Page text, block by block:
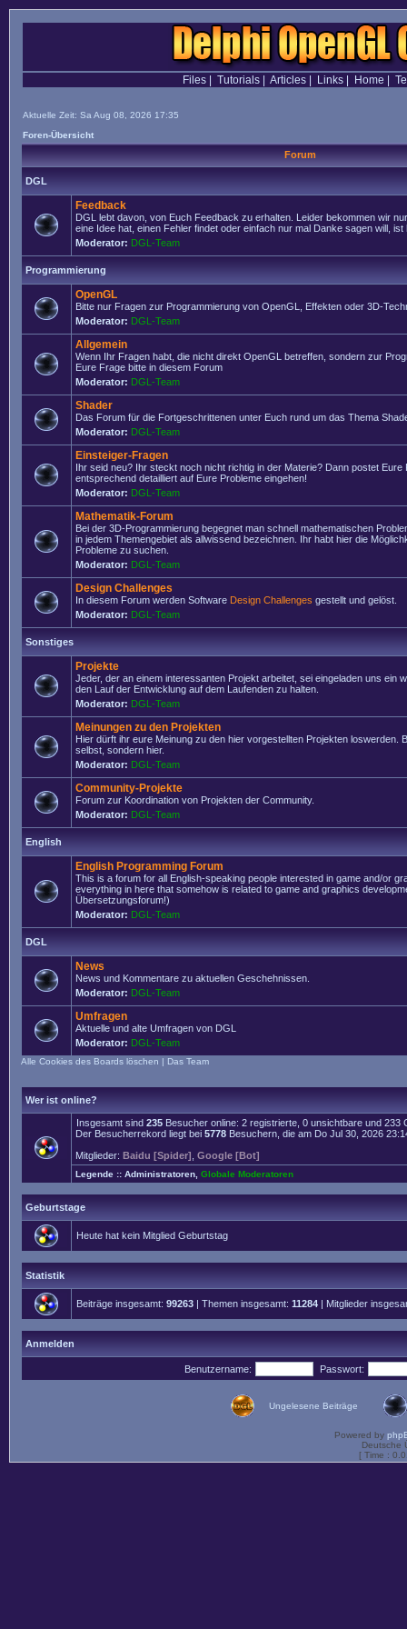
Files| Tutorials| Articles| Links| Home
Aktuelle Zeit: Sa Aug 08, 2026 17:35
Foren-Übersicht
Forum
DGL
Feedback
DGL lebt davon, von Euch Feedback zu erhalten. Leider bekommen wir
eine Idee hat, einen Fehler findet oder einfach nur mal Danke sagen will, ist
Moderator: DGL-Team
Programmierung
OpenGL
Bitte nur Fragen zur Programmierung von OpenGL, Effekten oder 3D-
Moderator: DGL-Team
Allgemein
Wenn Ihr Fragen habt, die nicht direkt OpenGL betreffen, sondern zur
Eure Frage bitte in diesem Forum
Moderator: DGL-Team
Shader
Das Forum für die Fortgeschrittenen unter Euch rund um das Thema
Moderator: DGL-Team
Einsteiger-Fragen
Ihr seid neu? Ihr steckt noch nicht richtig in der Materie? Dann postet Eure
entsprechend detailliert auf Eure Probleme eingehen!
Moderator: DGL-Team
Mathematik-Forum
Bei der 3D-Programmierung begegnet man schnell mathematischen
in jedem Themengebiet als allwissend bezeichnen. Ihr habt hier die
Probleme zu suchen.
Moderator: DGL-Team
Design Challenges
In diesem Forum werden Software Design Challenges gestellt und gelöst.
Moderator: DGL-Team
Sonstiges
Projekte
Jeder, der an einem interessanten Projekt arbeitet, sei eingeladen uns ein
den Lauf der Entwicklung auf dem Laufenden zu halten.
Moderator: DGL-Team
Meinungen zu den Projekten
Hier dürft ihr eure Meinung zu den hier vorgestellten Projekten loswerden.
selbst, sondern hier.
Moderator: DGL-Team
Community-Projekte
Forum zur Koordination von Projekten der Community.
Moderator: DGL-Team
English
English Programming Forum
This is a forum for all English-speaking people interested in game and/or
everything in here that somehow is related to game and graphics
Übersetzungsforum!)
Moderator: DGL-Team
DGL
News
News und Kommentare zu aktuellen Geschehnissen.
Moderator: DGL-Team
Umfragen
Aktuelle und alte Umfragen von DGL
Moderator: DGL-Team
Alle Cookies des Boards löschen | Das Team
Wer ist online?
Insgesamt sind 235 Besucher online: 2 registrierte, 0 unsichtbare und
Der Besucherrekord liegt bei 5778 Besuchern, die am Do Jul 30, 2026
Mitglieder: Baidu [Spider] Google [Bot]
Legende :: Administratoren Globale Moderatoren
Geburtstage
Heute hat kein Mitglied Geburtstag
Statistik
Beiträge insgesamt: 99263 | Themen insgesamt: 11284 | Mitglieder
Anmelden
Benutzername: Passwort:
Ungelesene Beiträge
Powered by
Deutsche
[ Time :